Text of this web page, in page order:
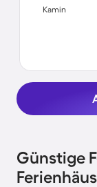
Kamin
Günstige